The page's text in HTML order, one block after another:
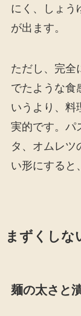
にく、しょう
が出ます。
ただし、完全
でたような食
いうより、料
実的です。パ
タ、オムレツ
い形にすると
まずくしな
麺の太さと